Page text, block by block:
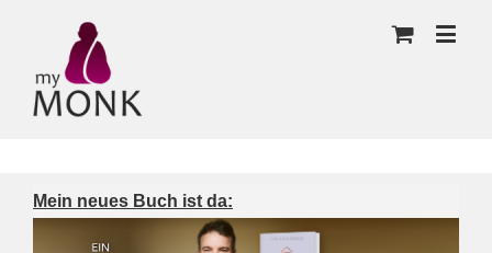
Mein neues Buch ist da: